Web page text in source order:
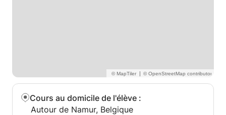
|
Cours au domicile de l'élève :
Autour de Namur, Belgique